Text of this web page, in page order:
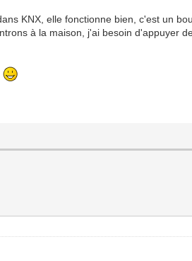
KNX, elle fonctionne bien, c'est un
à la maison, j'ai besoin d'appuyer